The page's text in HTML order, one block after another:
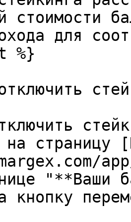
стоимости
для
%}
на страницу
"**Ваши
кнопку